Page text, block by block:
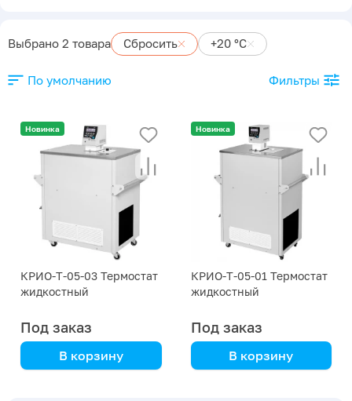
Выбрано 2 товара Сбросить +20 °С
По умолчанию Фильтры
Новинка
КРИО-Т-05-03 Термостат
жидкостный
Под заказ
В корзину
Новинка
КРИО-Т-05-01 Термостат
жидкостный
Под заказ
В корзину